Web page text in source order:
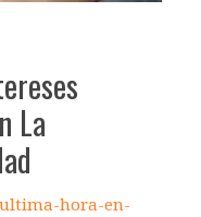
La
hora-en-